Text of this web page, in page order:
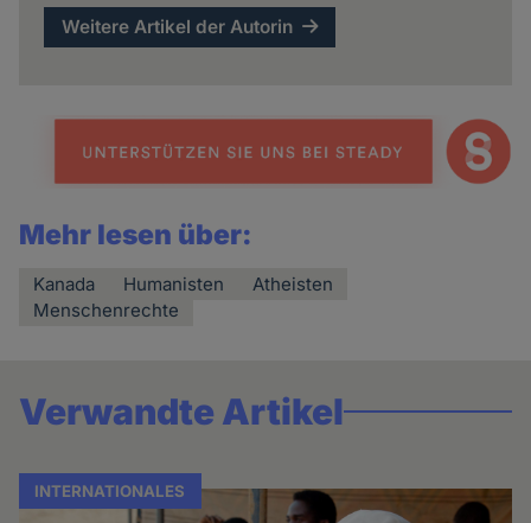
Weitere Artikel der Autorin
Mehr lesen über:
Kanada Humanisten
Atheisten
Menschenrechte
Verwandte Artikel
INTERNATIONALES